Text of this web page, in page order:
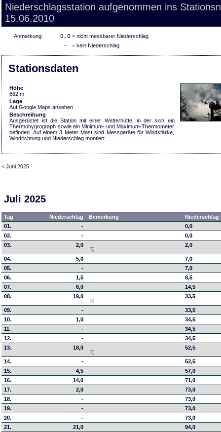
Niederschlagsstation aufgenommen ins
15.06.2010
Anmerkung: 0,0 = nicht messbarer Niederschlag
- = kein Niederschlag
Stationsdaten
Höhe
662 m
Lage
Auf Google Maps ansehen
Beschreibung
Ausgerüstet ist die Station mit einer Wetterhütte, in der sich ein
Thermohygrograph sowie ein Minimum- und Maximum-Thermometer
befinden. Auf einem 3 Meter Mast sind Messgeräte für Windstärke,
Windrichtung und Niederschlag montiert.
< Juni 2025
Juli 2025
Tag Niederschlag Bemerkung
01.
-
0,0
02.
-
0,0
03.
2,0 2,0
04. 5,0
7,0
05.
-
7,0
06.
1,5
8,5
07.
6,0
14,5
08.
19,0 33,5
09. -
33,5
10.
1,0
34,5
11.
-
34,5
12.
-
34,5
13.
18,0 52,5
14. -
52,5
15.
4,5
57,0
16.
14,0
71,0
17.
2,0
73,0
18.
-
73,0
19.
-
73,0
20.
-
73,0
21.
21,0
94,0